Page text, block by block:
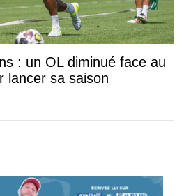
: un OL diminué face au
lancer sa saison